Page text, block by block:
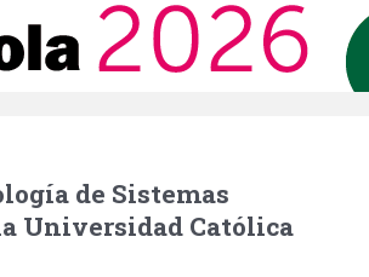
de Sistemas
Universidad Católica